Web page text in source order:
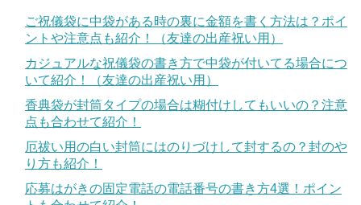
ご祝儀袋に中袋がある時の裏に金額を書く方法は？ポイ
ントや注意点も紹介！（友達の出産祝い用）
カジュアルな祝儀袋の書き方で中袋が付いてる場合につ
いて紹介！（友達の出産祝い用）
香典袋が封筒タイプの場合は糊付けしてもいいの？注意
点も合わせて紹介！
厄祓い用の白い封筒にはのりづけして封するの？封のや
り方も紹介！
応募はがきの固定電話の電話番号の書き方4選！ポイン